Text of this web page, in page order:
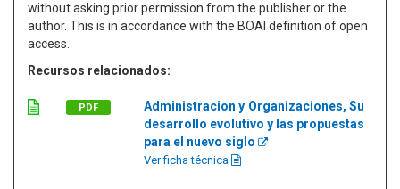
without asking prior permission from the publisher or the
author. This is in accordance with the BOAI definition of open
access.
Recursos relacionados:
PDF
Administracion y Organizaciones, Su
desarrollo evolutivo y las propuestas
para el nuevo siglo
Ver ficha técnica